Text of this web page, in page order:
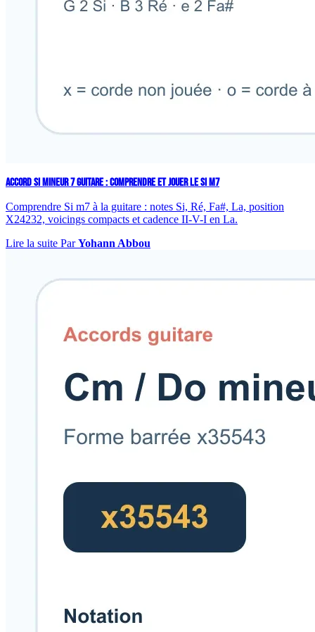
ACCORD SI MINEUR 7 GUITARE : COMPRENDRE ET JOUER LE SI M7
Comprendre Si m7 à la guitare : notes Si, Ré, Fa#, La, position
X24232, voicings compacts et cadence II-V-I en La.
Lire la suite ParYohann Abbou